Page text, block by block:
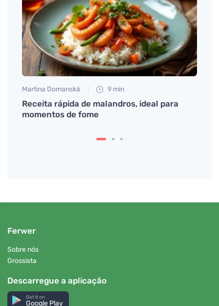
Martina Domanská 9 min
Receita rápida de malandros, ideal para
momentos de fome
Ferwer
Sobre nós
Grossista
Descarregue a aplicação
Get it on
Google Play